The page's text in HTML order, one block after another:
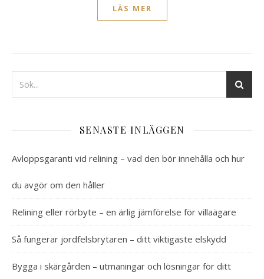
LÄS MER
SENASTE INLÄGGEN
Avloppsgaranti vid relining – vad den bör innehålla och hur
du avgör om den håller
Relining eller rörbyte – en ärlig jämförelse för villaägare
Så fungerar jordfelsbrytaren – ditt viktigaste elskydd
Bygga i skärgården – utmaningar och lösningar för ditt